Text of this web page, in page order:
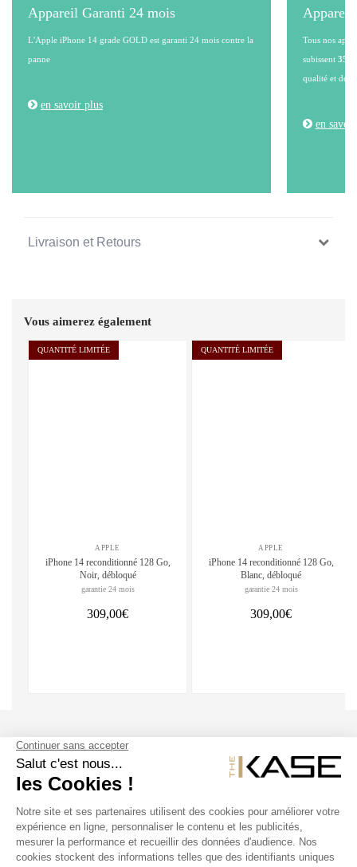
Appareil Garanti 24 mois
L'Apple iPhone 14 grade GOLD est garanti 24 mois contre la
panne
en savoir plus
Appareil
Tous nos
subissent 35
qualité et de
en
Livraison et Retours
Vous aimerez également
QUANTITÉ LIMITÉE
APPLE
iPhone 14 reconditionné 128 Go,
Noir, débloqué
garantie 24 mois
309,00€
QUANTITÉ LIMITÉE
APPLE
iPhone 14 reconditionné 128 Go,
Blanc, débloqué
garantie 24 mois
309,00€
NOS PRODUITS